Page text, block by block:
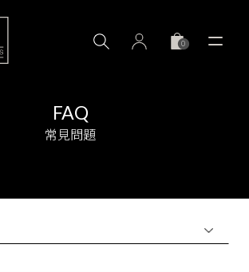
0
FAQ
常見問題